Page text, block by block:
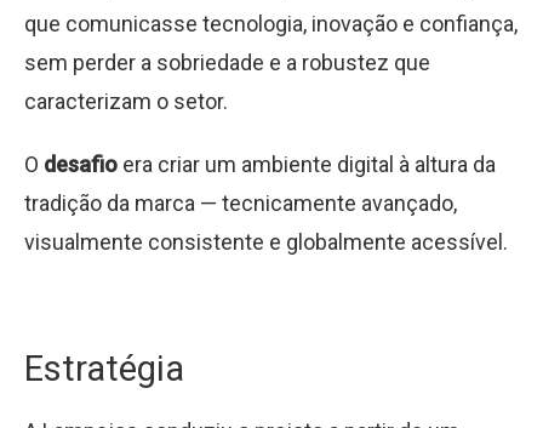
que comunicasse tecnologia, inovação e confiança,
sem perder a sobriedade e a robustez que
caracterizam o setor.
O desafio era criar um ambiente digital à altura da
tradição da marca — tecnicamente avançado,
visualmente consistente e globalmente acessível.
Estratégia